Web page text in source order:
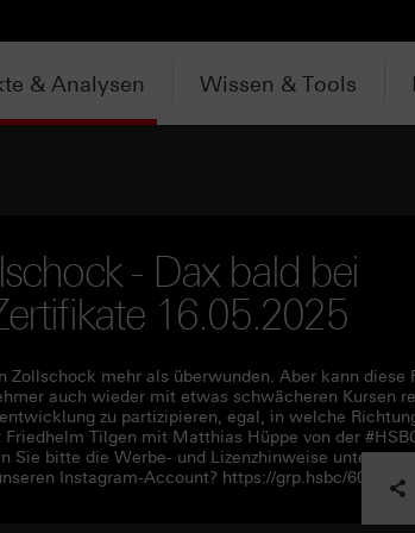
& Analysen Wissen & Tools
- Dax bald bei
16.05.2025
mehr als überwunden. Aber kann diese
auch wieder mit etwas schwächeren Kursen
zu partizipieren, egal, in welche
Tilgen mit Matthias Hüppe von der
Sie bitte die Werbe- und Lizenzhinweise unter
Instagram-Account? https://grp.hsbc/